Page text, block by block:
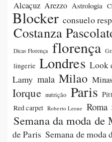
Alcaçuz Arezzo Astrologia
Blocker consuelo
Costanza
Dicas Florença florença
lingerie Londres Look
Lamy mala Milao
Iorque nutrição Paris
Red carpet Roberto Leone Roma
Semana da moda de
de Paris Semana de moda